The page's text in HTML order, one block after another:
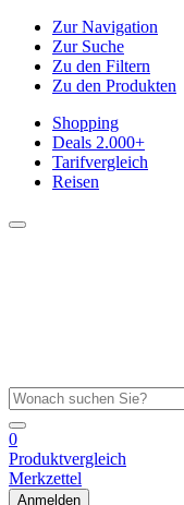
Zur Navigation
Zur Suche
Zu den Filtern
Zu den Produkten
Shopping
Deals 2.000+
Tarifvergleich
Reisen
0
Produktvergleich
Merkzettel
Anmelden